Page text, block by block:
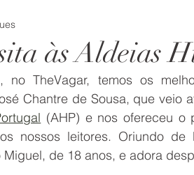
às Aldeias
no TheVagar, temos os
Chantre de Sousa, que veio
(AHP) e nos ofereceu o
nossos leitores. Oriundo
de 18 anos, e adora